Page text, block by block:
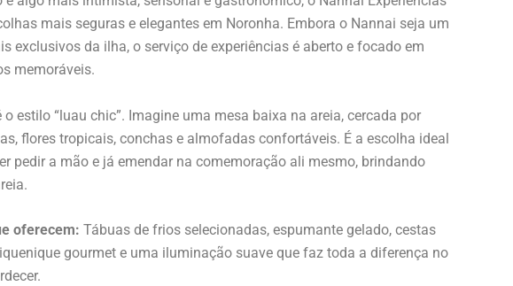
mais seguras e elegantes em Noronha. Embora o Nannai seja um
exclusivos da ilha, o serviço de experiências é aberto e focado em
memoráveis.
o estilo “luau chic”. Imagine uma mesa baixa na areia, cercada por
flores tropicais, conchas e almofadas confortáveis. É a escolha ideal
pedir a mão e já emendar na comemoração ali mesmo, brindando
oferecem: Tábuas de frios selecionadas, espumante gelado, cestas
gourmet e uma iluminação suave que faz toda a diferença no